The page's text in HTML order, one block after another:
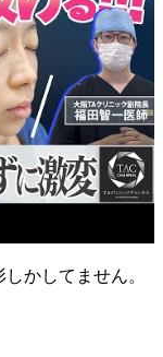
かしてません。